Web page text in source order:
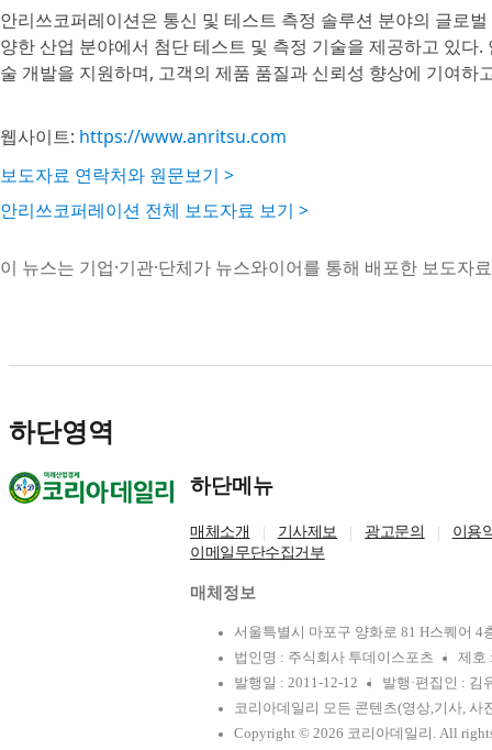
안리쓰코퍼레이션은 통신 및 테스트 측정 솔루션 분야의 글로
양한 산업 분야에서 첨단 테스트 및 측정 기술을 제공하고 있
술 개발을 지원하며, 고객의 제품 품질과 신뢰성 향상에 기여하
웹사이트: https://www.anritsu.com
보도자료 연락처와 원문보기 >
안리쓰코퍼레이션 전체 보도자료 보기 >
이 뉴스는 기업·기관·단체가 뉴스와이어를 통해 배포한 보도자